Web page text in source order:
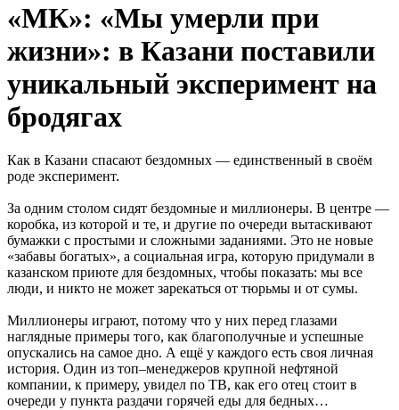
«МК»: «Мы умерли при
жизни»: в Казани поставили
уникальный эксперимент на
бродягах
Как в Казани спасают бездомных — единственный в своём
роде эксперимент.
За одним столом сидят бездомные и миллионеры. В центре —
коробка, из которой и те, и другие по очереди вытаскивают
бумажки с простыми и сложными заданиями. Это не новые
«забавы богатых», а социальная игра, которую придумали в
казанском приюте для бездомных, чтобы показать: мы все
люди, и никто не может зарекаться от тюрьмы и от сумы.
Миллионеры играют, потому что у них перед глазами
наглядные примеры того, как благополучные и успешные
опускались на самое дно. А ещё у каждого есть своя личная
история. Один из топ–менеджеров крупной нефтяной
компании, к примеру, увидел по ТВ, как его отец стоит в
очереди у пункта раздачи горячей еды для бедных…